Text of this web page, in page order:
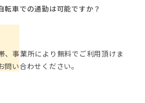
転車での通勤は可能ですか？
、事業所により無料でご利用頂けま
問い合わせください。